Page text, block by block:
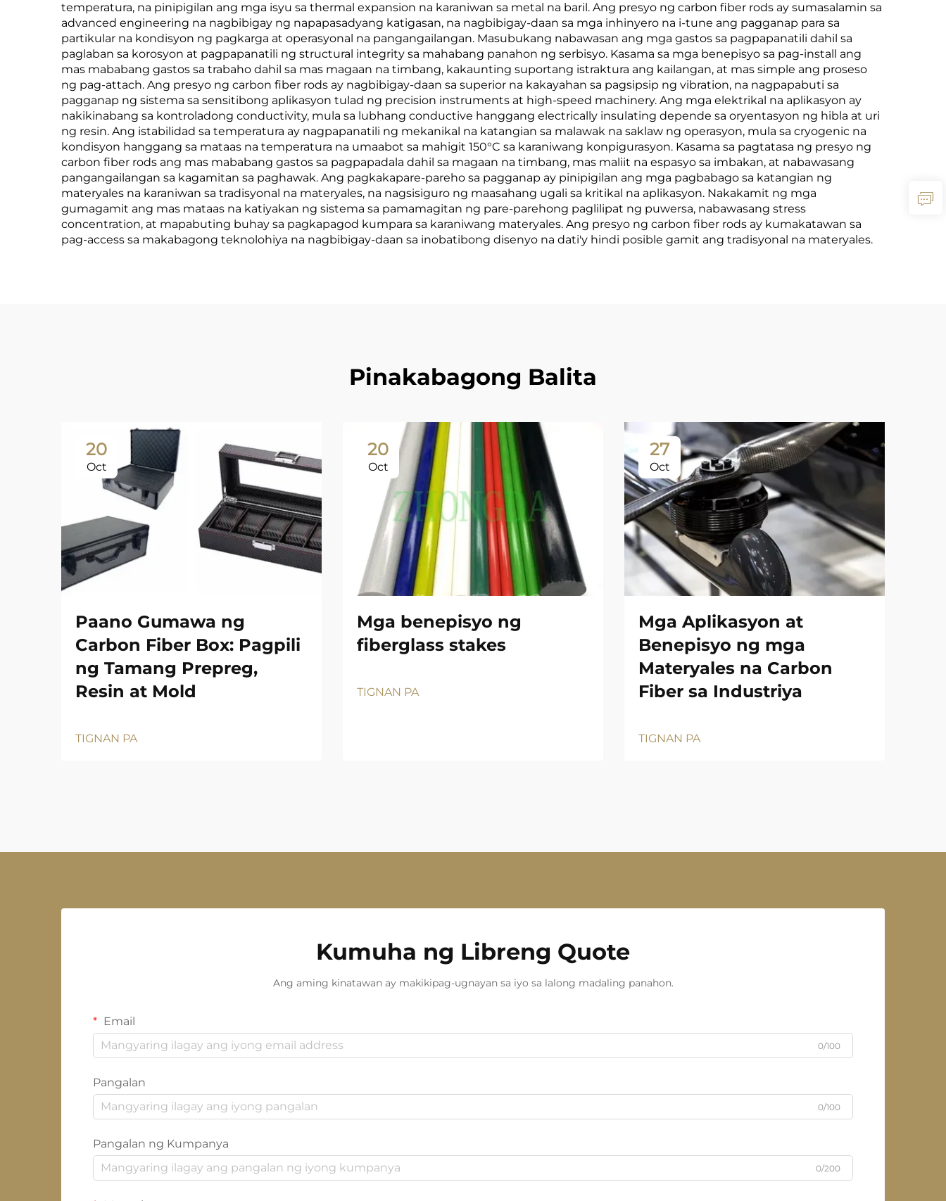
temperatura, na pinipigilan ang mga isyu sa thermal expansion na karaniwan sa metal na baril. Ang presyo ng carbon fiber rods ay sumasalamin sa
advanced engineering na nagbibigay ng napapasadyang katigasan, na nagbibigay-daan sa mga inhinyero na i-tune ang pagganap para sa
partikular na kondisyon ng pagkarga at operasyonal na pangangailangan. Masubukang nabawasan ang mga gastos sa pagpapanatili dahil sa
paglaban sa korosyon at pagpapanatili ng structural integrity sa mahabang panahon ng serbisyo. Kasama sa mga benepisyo sa pag-install ang
mas mababang gastos sa trabaho dahil sa mas magaan na timbang, kakaunting suportang istraktura ang kailangan, at mas simple ang proseso
ng pag-attach. Ang presyo ng carbon fiber rods ay nagbibigay-daan sa superior na kakayahan sa pagsipsip ng vibration, na nagpapabuti sa
pagganap ng sistema sa sensitibong aplikasyon tulad ng precision instruments at high-speed machinery. Ang mga elektrikal na aplikasyon ay
nakikinabang sa kontroladong conductivity, mula sa lubhang conductive hanggang electrically insulating depende sa oryentasyon ng hibla at uri
ng resin. Ang istabilidad sa temperatura ay nagpapanatili ng mekanikal na katangian sa malawak na saklaw ng operasyon, mula sa cryogenic na
kondisyon hanggang sa mataas na temperatura na umaabot sa mahigit 150°C sa karaniwang konpigurasyon. Kasama sa pagtatasa ng presyo ng
carbon fiber rods ang mas mababang gastos sa pagpapadala dahil sa magaan na timbang, mas maliit na espasyo sa imbakan, at nabawasang
pangangailangan sa kagamitan sa paghawak. Ang pagkakapare-pareho sa pagganap ay pinipigilan ang mga pagbabago sa katangian ng
materyales na karaniwan sa tradisyonal na materyales, na nagsisiguro ng maasahang ugali sa kritikal na aplikasyon. Nakakamit ng mga
gumagamit ang mas mataas na katiyakan ng sistema sa pamamagitan ng pare-parehong paglilipat ng puwersa, nabawasang stress
concentration, at mapabuting buhay sa pagkapagod kumpara sa karaniwang materyales. Ang presyo ng carbon fiber rods ay kumakatawan sa
pag-access sa makabagong teknolohiya na nagbibigay-daan sa inobatibong disenyo na dati'y hindi posible gamit ang tradisyonal na materyales.
Pinakabagong Balita
20
Oct
Paano Gumawa ng
Carbon Fiber Box: Pagpili
ng Tamang Prepreg,
Resin at Mold
TIGNAN PA
20
Oct
Mga benepisyo ng
fiberglass stakes
TIGNAN PA
27
Oct
Mga Aplikasyon at
Benepisyo ng mga
Materyales na Carbon
Fiber sa Industriya
TIGNAN PA
Kumuha ng Libreng Quote
Ang aming kinatawan ay makikipag-ugnayan sa iyo sa lalong madaling panahon.
Email
0/100
Pangalan
0/100
Pangalan ng Kumpanya
0/200